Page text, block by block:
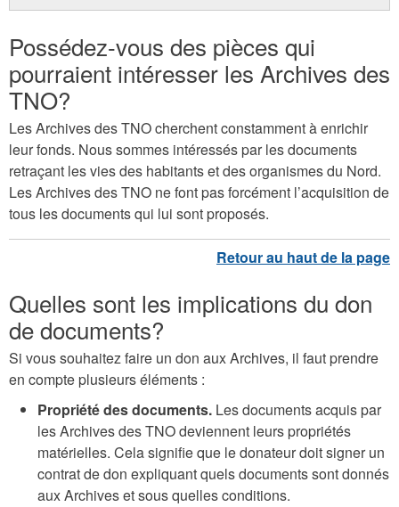
Possédez-vous des pièces qui
pourraient intéresser les Archives des
TNO?
Les Archives des TNO cherchent constamment à enrichir
leur fonds. Nous sommes intéressés par les documents
retraçant les vies des habitants et des organismes du Nord.
Les Archives des TNO ne font pas forcément l’acquisition de
tous les documents qui lui sont proposés.
Quelles sont les implications du don
de documents?
Si vous souhaitez faire un don aux Archives, il faut prendre
en compte plusieurs éléments :
Propriété des documents. Les documents acquis par
les Archives des TNO deviennent leurs propriétés
matérielles. Cela signifie que le donateur doit signer un
contrat de don expliquant quels documents sont donnés
aux Archives et sous quelles conditions.